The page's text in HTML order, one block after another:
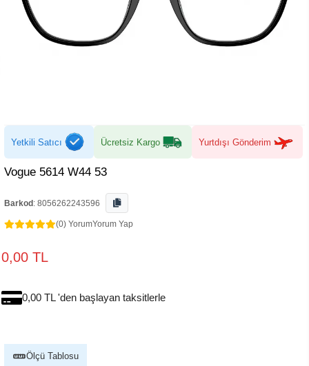
Yetkili Satıcı Ücretsiz Kargo Yurtdışı Gönderim
Vogue 5614 W44 53
Barkod : 8056262243596
(0) YorumYorum Yap
0,00 TL
0,00 TL 'den başlayan taksitlerle
Ölçü Tablosu